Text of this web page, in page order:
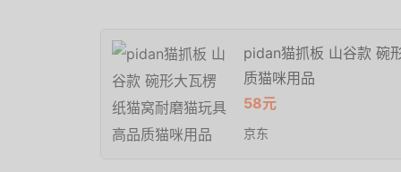
pidan猫抓板 山谷款 碗
质猫咪用品
58元
京东